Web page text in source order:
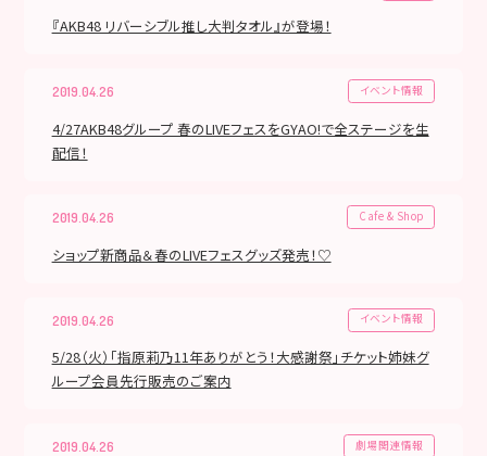
『AKB48 リバーシブル推し大判タオル』が登場！
2019.04.26 イベント情報
4/27AKB48グループ 春のLIVEフェスをGYAO!で全ステージを生
配信！
2019.04.26 Cafe & Shop
ショップ新商品＆春のLIVEフェスグッズ発売！♡
2019.04.26 イベント情報
5/28（火）「指原莉乃11年ありがとう！大感謝祭」チケット姉妹グ
ループ会員先行販売のご案内
2019.04.26 劇場関連情報